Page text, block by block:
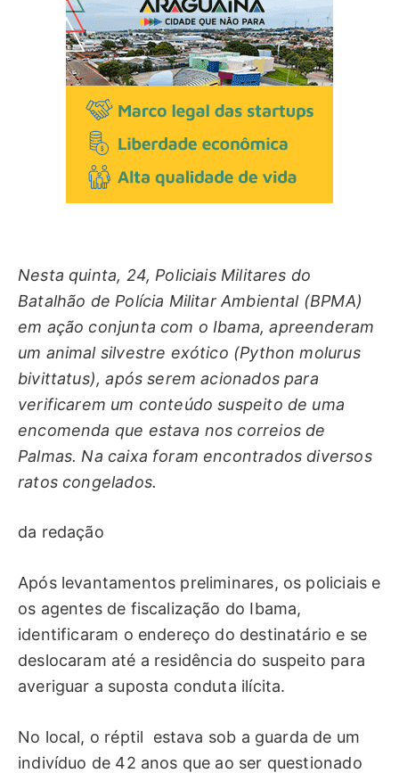
Nesta quinta, 24, Policiais Militares do
Batalhão de Polícia Militar Ambiental (BPMA)
em ação conjunta com o Ibama, apreenderam
um animal silvestre exótico (Python molurus
bivittatus), após serem acionados para
verificarem um conteúdo suspeito de uma
encomenda que estava nos correios de
Palmas. Na caixa foram encontrados diversos
ratos congelados.
da redação
Após levantamentos preliminares, os policiais e
os agentes de fiscalização do Ibama,
identificaram o endereço do destinatário e se
deslocaram até a residência do suspeito para
averiguar a suposta conduta ilícita.
No local, o réptil estava sob a guarda de um
indivíduo de 42 anos que ao ser questionado